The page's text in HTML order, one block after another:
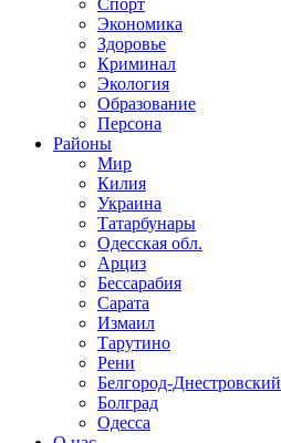
Спорт
Экономика
Здоровье
Криминал
Экология
Образование
Персона
Районы
Мир
Килия
Украина
Татарбунары
Одесская обл.
Арциз
Бессарабия
Сарата
Измаил
Тарутино
Рени
Белгород-Днестровский
Болград
Одесса